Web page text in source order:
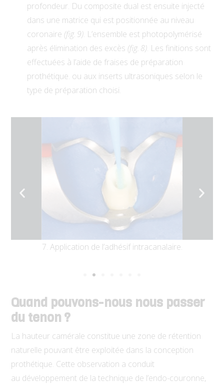
profondeur. Du composite dual est ensuite injecté
dans une matrice qui est positionnée au niveau
coronaire (fig. 9). L’ensemble est photopolymérisé
après élimination des excès (fig. 8). Les finitions sont
effectuées à l’aide de fraises de préparation
prothétique. ou aux inserts ultrasoniques selon le
type de préparation choisi.
7. Application de l’adhésif intracanalaire.
Quand pouvons-nous nous passer
du tenon ?
La hauteur camérale constitue une zone de rétention
naturelle pouvant être exploitée dans la conception
prothétique. Cette observation a conduit
au développement de la technique de l’endo-couronne,